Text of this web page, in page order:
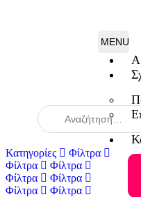
When autocomplete
Κατηγορίες
Φίλτρα
Φίλτρα
Φίλτρα
Φίλτρα
Φίλτρα
Φίλτρα
Φίλτρα